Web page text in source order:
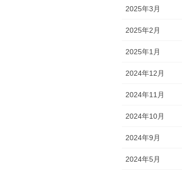
2025年3月
2025年2月
2025年1月
2024年12月
2024年11月
2024年10月
2024年9月
2024年5月